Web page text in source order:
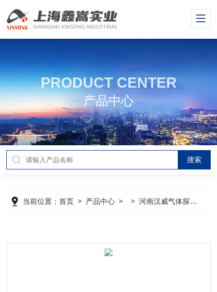
PRODUCT CENTER
产品中心
当前位置：首页 > 产品中心 > >河南汉威气体探测器